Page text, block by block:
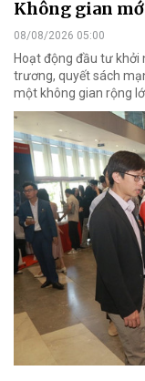
Không gian
08/08/2026 05:00
Hoạt động đầu tư khởi
trương, quyết sách
một không gian rộng